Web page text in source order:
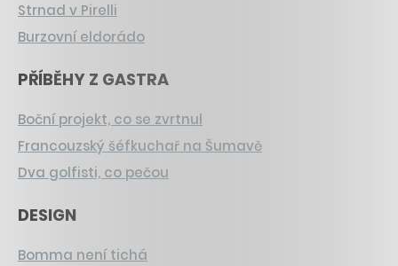
Strnad v Pirelli
Burzovní eldorádo
PŘÍBĚHY Z GASTRA
Boční projekt, co se zvrtnul
Francouzský šéfkuchař na Šumavě
Dva golfisti, co pečou
DESIGN
Bomma není tichá